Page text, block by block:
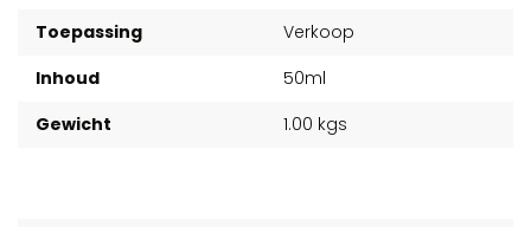
Toepassing
Verkoop
Inhoud
50ml
Gewicht
1.00 kgs